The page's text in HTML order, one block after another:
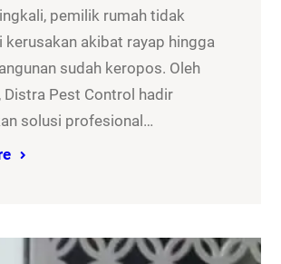
pemilik rumah tidak
kerusakan akibat rayap hingga
sudah keropos. Oleh
Distra Pest Control hadir
solusi profesional…